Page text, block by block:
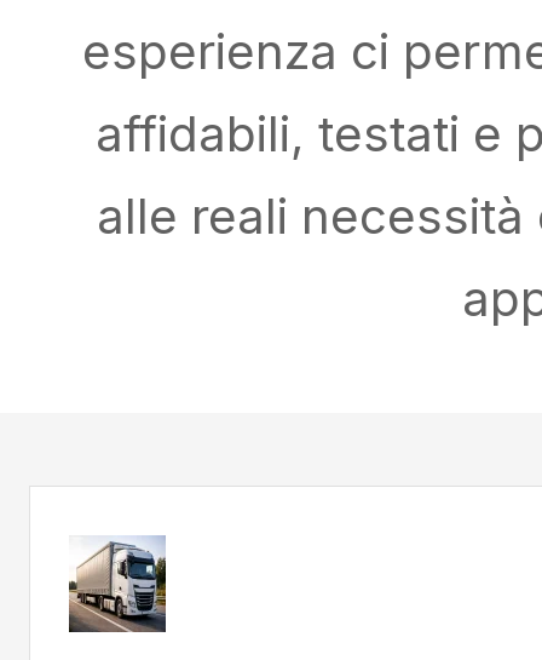
esperienza ci
affidabili, testati e
alle reali